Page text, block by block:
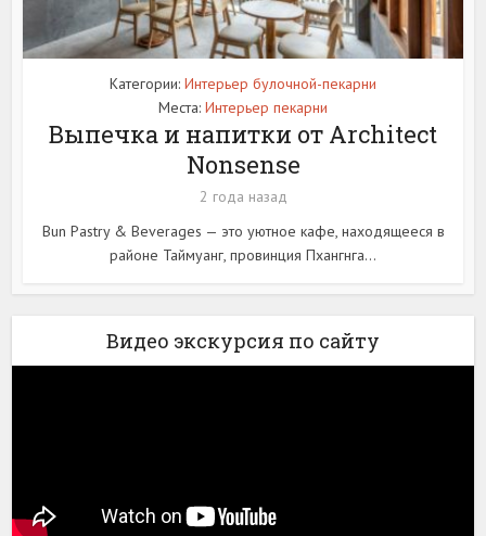
Категории: Интерьер булочной-пекарни
Места: Интерьер пекарни
Выпечка и напитки от Architect
Nonsense
2 года назад
Bun Pastry & Beverages — это уютное кафе, находящееся в
районе Таймуанг, провинция Пхангнга...
Видео экскурсия по сайту